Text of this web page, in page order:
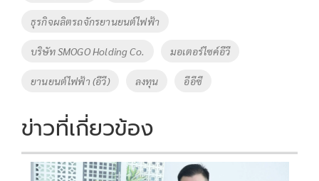
o
k k
ธุรกิจผลิตรถจักรยานยนต์ไฟฟ้า
บริษัท SMOGO Holding Co. มอเตอร์ไซค์อีวี
ยานยนต์ไฟฟ้า (อีวี) ลงทุน อีอีซี
ข่าวที่เกี่ยวข้อง